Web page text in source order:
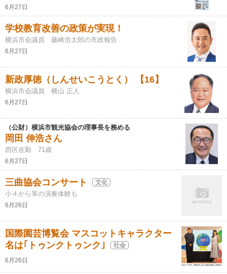
6月27日
学校教育改善の政策が実現！
横浜市会議員 藤崎浩太郎の市政報告
6月27日
新政厚徳（しんせいこうとく） 【16】
横浜市会議員 横山 正人
6月27日
（公財）横浜市観光協会の理事長を務める
岡田 伸浩さん
西区在勤 71歳
6月27日
三曲協会コンサート 文化
小４から箏の演奏体験も
6月26日
国際園芸博覧会 マスコットキャラクター
名は｢トゥンクトゥンク｣
社会
6月26日